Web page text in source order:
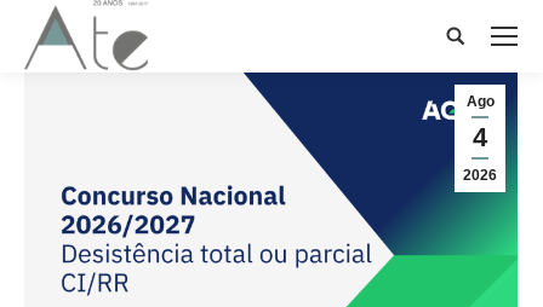
Search:
Ago
4
2026